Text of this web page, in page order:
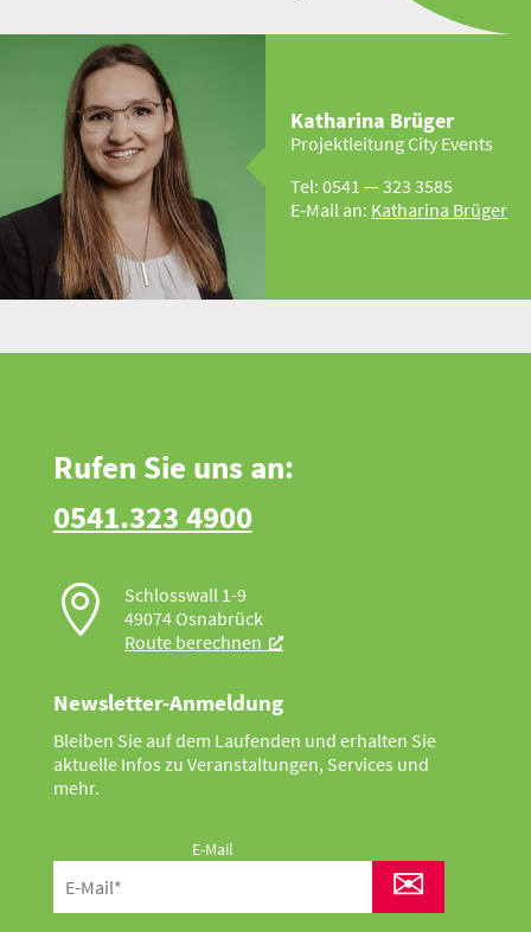
Katharina Brüger
Projekt­leitung City Events
Tel: 0541 — 323 3585
E‑Mail an: Katharina Brüger
Rufen Sie uns an:
0541.323 4900

Schlosswall 1-9
49074 Osnabrück
Route berechnen
Newsletter-Anmeldung
Bleiben Sie auf dem Laufenden und erhalten Sie
aktuelle Infos zu Veranstaltungen, Services und
mehr.
E-Mail
✉